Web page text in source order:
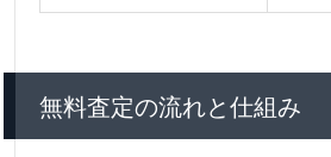
無料査定の流れと仕組み